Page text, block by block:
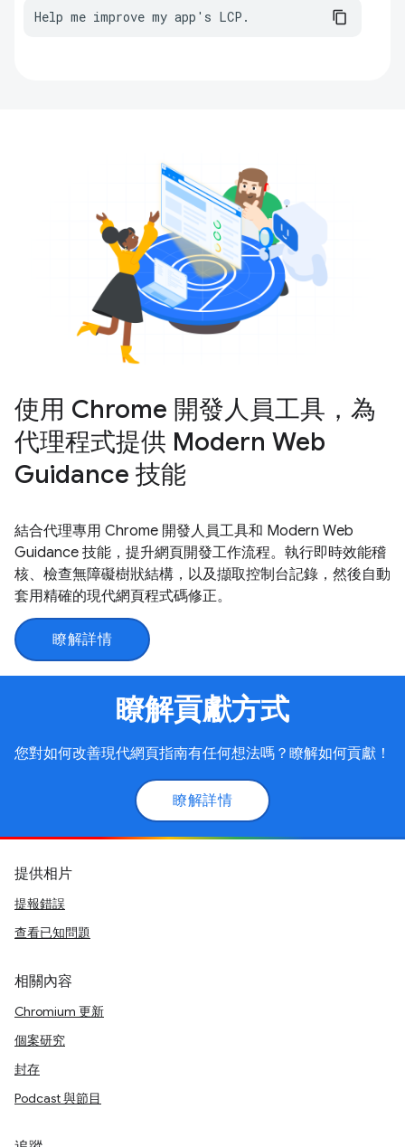
Help me improve my app's LCP.
使用 Chrome 開發人員工具，為
代理程式提供 Modern Web
Guidance 技能
結合代理專用 Chrome 開發人員工具和 Modern Web
Guidance 技能，提升網頁開發工作流程。執行即時效能稽
核、檢查無障礙樹狀結構，以及擷取控制台記錄，然後自動
套用精確的現代網頁程式碼修正。
瞭解詳情
瞭解貢獻方式
您對如何改善現代網頁指南有任何想法嗎？瞭解如何貢獻！
瞭解詳情
提供相片
提報錯誤
查看已知問題
相關內容
Chromium 更新
個案研究
封存
Podcast 與節目